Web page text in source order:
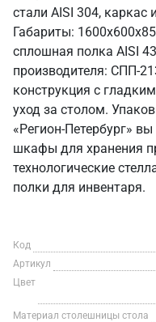
стали AISI 304, каркас
Габариты:
сплошная полка AISI
производителя: СПП-
конструкция с
уход за столом.
«Регион-Петербург»
шкафы для хранения
технологические
полки для инвентаря.
Код
Артикул
Цвет
Материал столешницы стола